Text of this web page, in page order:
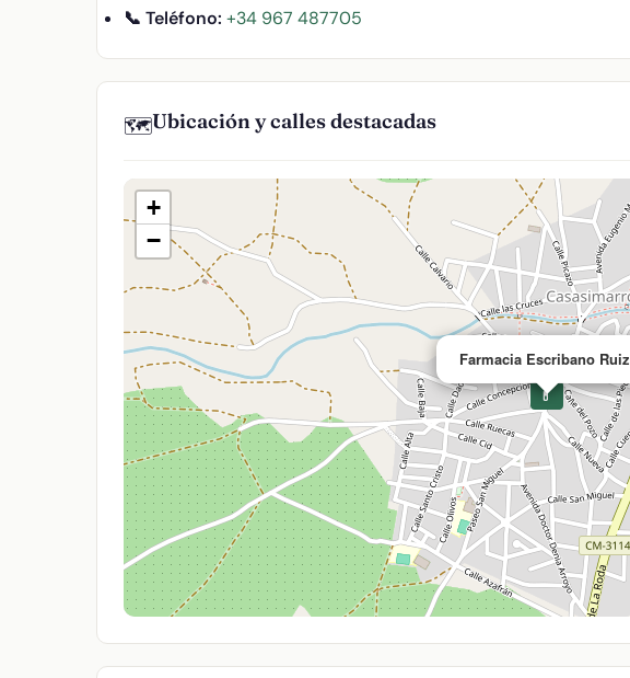
📞 Teléfono: +34 967 487705
🗺️Ubicación y calles destacadas
💊
Farmacia Escribano Ruiz
+
−